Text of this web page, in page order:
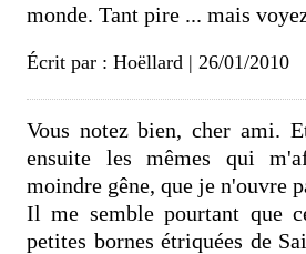
monde. Tant pire ... mais
Écrit par : Hoëllard | 26/01/2010
Vous notez bien, cher ami.
ensuite les mêmes qui
moindre gêne, que je n'ouvre
Il me semble pourtant que
petites bornes étriquées de